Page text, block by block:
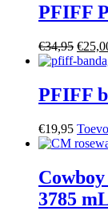
PFIFF
€34,95
prijs
€34,95.
€
PFIFF
€19,95
3785